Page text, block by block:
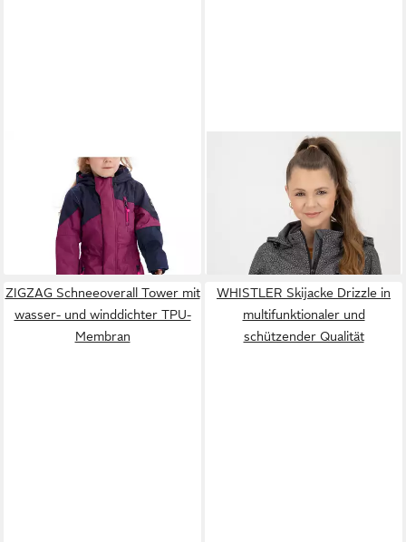
Skianzug Kesley
Mini, Skioverall, wind- und
wasserdicht, innen warmes
UVP 99,95 €
+1
DEPROC ACTIVE
Softshelljacke SHELBY LONG
leichter Softshell Kurzmantel
mit abnehmbarer Kapuze
UVP 109,95 €
ZIGZAG Schneeoverall Tower mit
wasser- und winddichter TPU-
Membran
WHISTLER Skijacke Drizzle in
multifunktionaler und
schützender Qualität